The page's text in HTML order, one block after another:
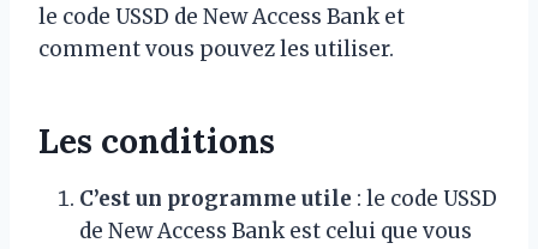
le code USSD de New Access Bank et
comment vous pouvez les utiliser.
Les conditions
C’est un programme utile : le code USSD
de New Access Bank est celui que vous